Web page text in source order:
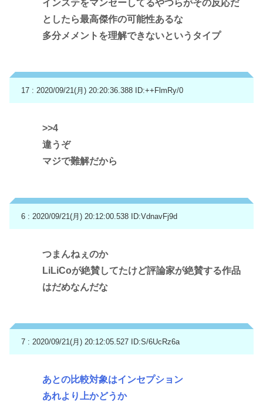
インステをマンセーしてるやつらがその反応だ
としたら最高傑作の可能性あるな
多分メメントを理解できないというタイプ
17 : 2020/09/21(月) 20:20:36.388 ID:++FlmRy/0
>>4
違うぞ
マジで難解だから
6 : 2020/09/21(月) 20:12:00.538 ID:VdnavFj9d
つまんねぇのか
LiLiCoが絶賛してたけど評論家が絶賛する作品
はだめなんだな
7 : 2020/09/21(月) 20:12:05.527 ID:S/6UcRz6a
あとの比較対象はインセプション
あれより上かどうか